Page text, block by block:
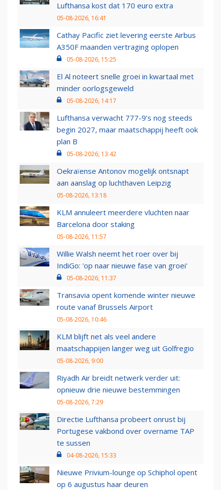
Lufthansa kost dat 170 euro extra
05-08-2026, 16:41
Cathay Pacific ziet levering eerste Airbus
A350F maanden vertraging oplopen
05-08-2026, 15:25
El Al noteert snelle groei in kwartaal met
minder oorlogsgeweld
05-08-2026, 14:17
Lufthansa verwacht 777-9’s nog steeds
begin 2027, maar maatschappij heeft ook
plan B
05-08-2026, 13:42
Oekraïense Antonov mogelijk ontsnapt
aan aanslag op luchthaven Leipzig
05-08-2026, 13:18
KLM annuleert meerdere vluchten naar
Barcelona door staking
05-08-2026, 11:57
Willie Walsh neemt het roer over bij
IndiGo: 'op naar nieuwe fase van groei'
05-08-2026, 11:37
Transavia opent komende winter nieuwe
route vanaf Brussels Airport
05-08-2026, 10:46
KLM blijft net als veel andere
maatschappijen langer weg uit Golfregio
05-08-2026, 9:00
Riyadh Air breidt netwerk verder uit:
opnieuw drie nieuwe bestemmingen
05-08-2026, 7:29
Directie Lufthansa probeert onrust bij
Portugese vakbond over overname TAP
te sussen
04-08-2026, 15:33
Nieuwe Privium-lounge op Schiphol opent
op 6 augustus haar deuren